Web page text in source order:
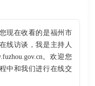
现在收看的是福州市
线访谈，我是主持人
。欢迎您
中和我们进行在线交